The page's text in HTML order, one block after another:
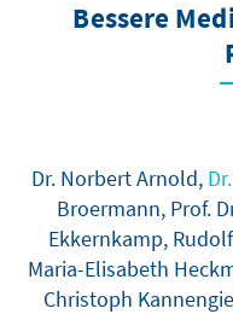
Bessere
Dr. Norbert Arnold,
Broermann, Prof.
Ekkernkamp,
Maria-Elisabeth
Christoph